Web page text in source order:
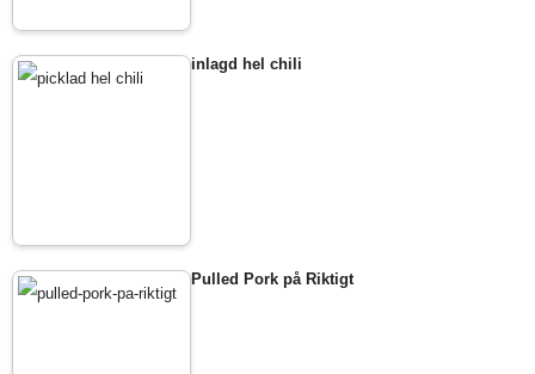
inlagd hel chili
Pulled Pork på Riktigt